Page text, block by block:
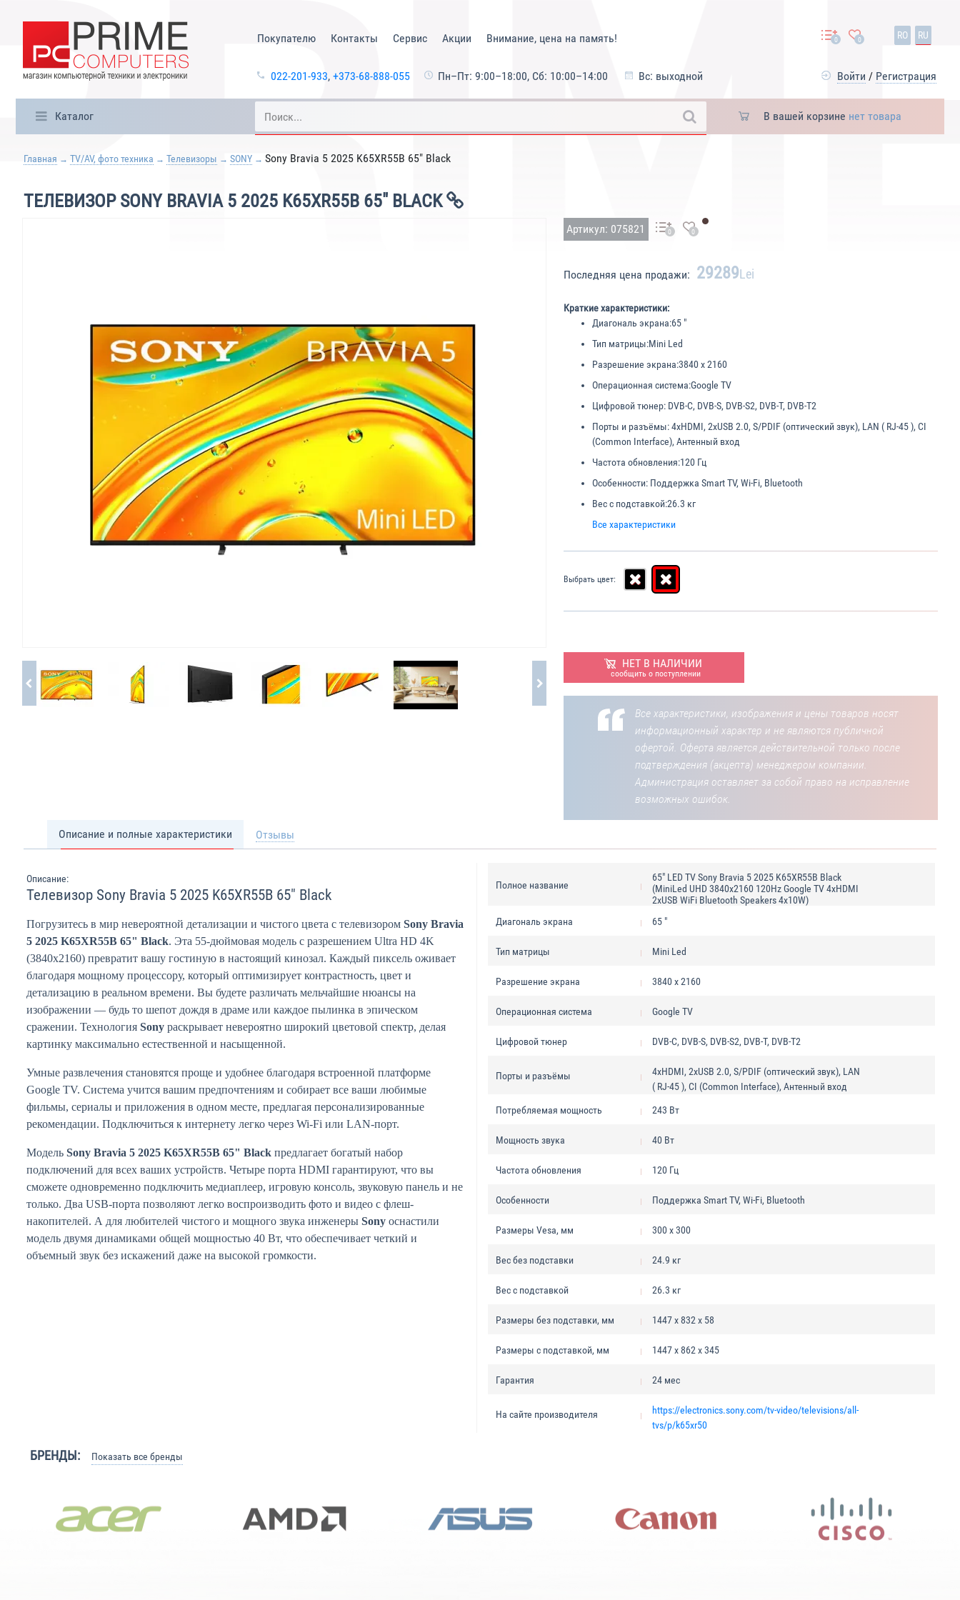
Покупателю Контакты Сервис Акции Внимание, цена на память!
022-201-933, +373-68-888-055 Пн–Пт: 9:00–18:00, Сб: 10:00–14:00 Вс: выходной
0 0 RO RU
Войти / Регистрация
Каталог В вашей корзине нет товара
Главная TV/AV, фото техника Телевизоры SONY Sony Bravia 5 2025 K65XR55B 65" Black
ТЕЛЕВИЗОР SONY BRAVIA 5 2025 K65XR55B 65" BLACK
Артикул: 075821 0 0
Последняя цена продажи: 29289Lei
Краткие характеристики:
Диагональ экрана:65 "
Тип матрицы:Mini Led
Разрешение экрана:3840 x 2160
Операционная система:Google TV
Цифровой тюнер:DVB-C, DVB-S, DVB-S2, DVB-T, DVB-T2
Порты и разъёмы:4xHDMI, 2xUSB 2.0, S/PDIF (оптический звук), LAN ( RJ-45 ), CI
(Common Interface), Антенный вход
Частота обновления:120 Гц
Особенности:Поддержка Smart TV, Wi-Fi, Bluetooth
Вес с подставкой:26.3 кг
Все характеристики
Выбрать цвет:
НЕТ В НАЛИЧИИ
сообщить о поступлении
Все характеристики, изображения и цены товаров носят
информационный характер и не являются публичной
офертой. Оферта является действительной только после
подтверждения (акцепта) менеджером компании.
Администрация оставляет за собой право на исправление
возможных ошибок.
Описание и полные характеристики Отзывы
Описание:
Телевизор Sony Bravia 5 2025 K65XR55B 65" Black
Погрузитесь в мир невероятной детализации и чистого цвета с телевизором Sony Bravia
5 2025 K65XR55B 65" Black. Эта 55-дюймовая модель с разрешением Ultra HD 4K
(3840x2160) превратит вашу гостиную в настоящий кинозал. Каждый пиксель оживает
благодаря мощному процессору, который оптимизирует контрастность, цвет и
детализацию в реальном времени. Вы будете различать мельчайшие нюансы на
изображении — будь то шепот дождя в драме или каждое пылинка в эпическом
сражении. Технология Sony раскрывает невероятно широкий цветовой спектр, делая
картинку максимально естественной и насыщенной.
Умные развлечения становятся проще и удобнее благодаря встроенной платформе
Google TV. Система учится вашим предпочтениям и собирает все ваши любимые
фильмы, сериалы и приложения в одном месте, предлагая персонализированные
рекомендации. Подключиться к интернету легко через Wi-Fi или LAN-порт.
Модель Sony Bravia 5 2025 K65XR55B 65" Black предлагает богатый набор
подключений для всех ваших устройств. Четыре порта HDMI гарантируют, что вы
сможете одновременно подключить медиаплеер, игровую консоль, звуковую панель и не
только. Два USB-порта позволяют легко воспроизводить фото и видео с флеш-
накопителей. А для любителей чистого и мощного звука инженеры Sony оснастили
модель двумя динамиками общей мощностью 40 Вт, что обеспечивает четкий и
объемный звук без искажений даже на высокой громкости.
Полное название
65" LED TV Sony Bravia 5 2025 K65XR55B Black
(MiniLed UHD 3840x2160 120Hz Google TV 4xHDMI
2xUSB WiFi Bluetooth Speakers 4x10W)
Диагональ экрана
65 "
Тип матрицы Mini Led
Разрешение экрана 3840 x 2160
Операционная система Google TV
Цифровой тюнер DVB-C, DVB-S, DVB-S2, DVB-T, DVB-T2
Порты и разъёмы
4xHDMI, 2xUSB 2.0, S/PDIF (оптический звук), LAN
( RJ-45 ), CI (Common Interface), Антенный вход
Потребляемая мощность 243 Вт
Мощность звука 40 Вт
Частота обновления 120 Гц
Особенности Поддержка Smart TV, Wi-Fi, Bluetooth
Размеры Vesa, мм 300 x 300
Вес без подставки 24.9 кг
Вес с подставкой 26.3 кг
Размеры без подставки, мм 1447 x 832 x 58
Размеры с подставкой, мм 1447 x 862 x 345
Гарантия 24 мес
На сайте производителя
https://electronics.sony.com/tv-video/televisions/all-
tvs/p/k65xr50
БРЕНДЫ: Показать все бренды